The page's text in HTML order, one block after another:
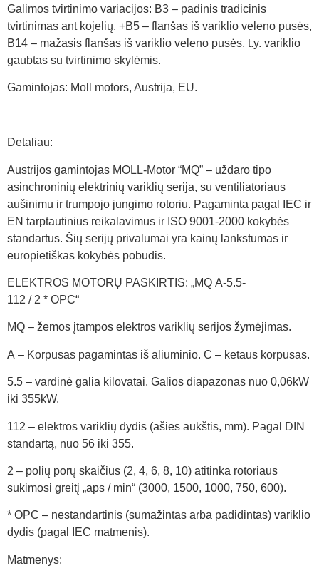
Galimos tvirtinimo variacijos: B3 – padinis tradicinis
tvirtinimas ant kojelių. +B5 – flanšas iš variklio veleno pusės,
B14 – mažasis flanšas iš variklio veleno pusės, t.y. variklio
gaubtas su tvirtinimo skylėmis.
Gamintojas: Moll motors, Austrija, EU.
Detaliau:
Austrijos gamintojas MOLL-Motor “MQ” – uždaro tipo
asinchroninių elektrinių variklių serija, su ventiliatoriaus
aušinimu ir trumpojo jungimo rotoriu. Pagaminta pagal IEC ir
EN tarptautinius reikalavimus ir ISO 9001-2000 kokybės
standartus. Šių serijų privalumai yra kainų lankstumas ir
europietiškas kokybės pobūdis.
ELEKTROS MOTORŲ PASKIRTIS: „MQ A-5.5-
112 / 2 * OPC“
MQ – žemos įtampos elektros variklių serijos žymėjimas.
A – Korpusas pagamintas iš aliuminio. C – ketaus korpusas.
5.5 – vardinė galia kilovatai. Galios diapazonas nuo 0,06kW
iki 355kW.
112 – elektros variklių dydis (ašies aukštis, mm). Pagal DIN
standartą, nuo 56 iki 355.
2 – polių porų skaičius (2, 4, 6, 8, 10) atitinka rotoriaus
sukimosi greitį „aps / min“ (3000, 1500, 1000, 750, 600).
* OPC – nestandartinis (sumažintas arba padidintas) variklio
dydis (pagal IEC matmenis).
Matmenys: